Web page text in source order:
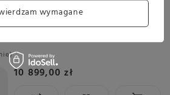
Darmowa dostawa
Sprawdź cennik
10 899,00 zł
wymagane